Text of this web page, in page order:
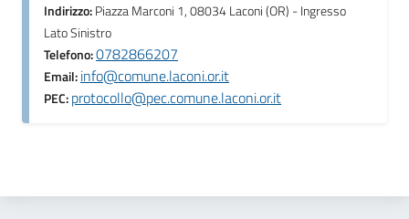
Indirizzo:Piazza Marconi 1, 08034 Laconi (OR) - Ingresso
Lato Sinistro
Telefono:0782866207
Email:info@comune.laconi.or.it
PEC:protocollo@pec.comune.laconi.or.it